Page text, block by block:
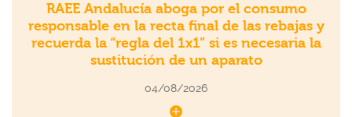
RAEE Andalucía aboga por el consumo
responsable en la recta final de las rebajas y
recuerda la “regla del 1x1” si es necesaria la
sustitución de un aparato
04/08/2026